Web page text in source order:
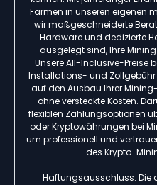
Farmen in unseren eigenen
wir maßgeschneiderte
Hardware und dedizierte
ausgelegt sind, Ihre
Unsere All-Inclusive-Preise
Installations- und
auf den Ausbau Ihrer
ohne versteckte Kosten.
flexiblen Zahlungsoptionen
oder Kryptowährungen bei
um professionell und
des Krypto-
Haftungsausschluss: Die